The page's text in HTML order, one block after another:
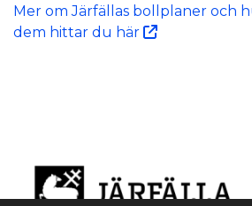
Mer om Järfällas bollplaner och
dem hittar du här